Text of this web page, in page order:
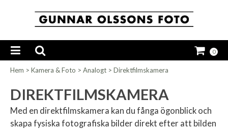
0
Hem > Kamera & Foto > Analogt > Direktfilmskamera
DIREKTFILMSKAMERA
Med en direktfilmskamera kan du fånga ögonblick och
skapa fysiska fotografiska bilder direkt efter att bilden